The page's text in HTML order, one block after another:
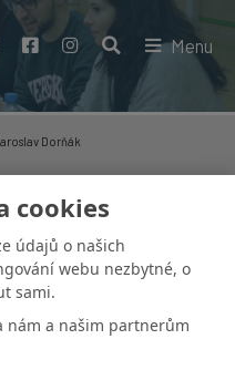
Menu
Dorňák
cookies
údajů o našich
webu nezbytné, o
sami.
nám a našim partnerům